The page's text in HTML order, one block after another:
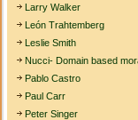
Larry Walker
León Trahtemberg
Leslie Smith
Nucci- Domain based
Pablo Castro
Paul Carr
Peter Singer